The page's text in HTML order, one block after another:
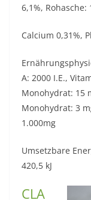
6,1%, Rohasche:
Calcium 0,31%,
A: 2000 I.E.,
Monohydrat: 15
Monohydrat: 3
1.000mg
Umsetzbare
420,5 kJ
CLA